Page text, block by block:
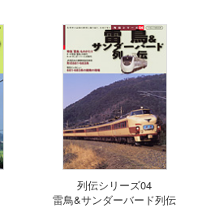
列伝シリーズ04
雷鳥&サンダーバード列伝